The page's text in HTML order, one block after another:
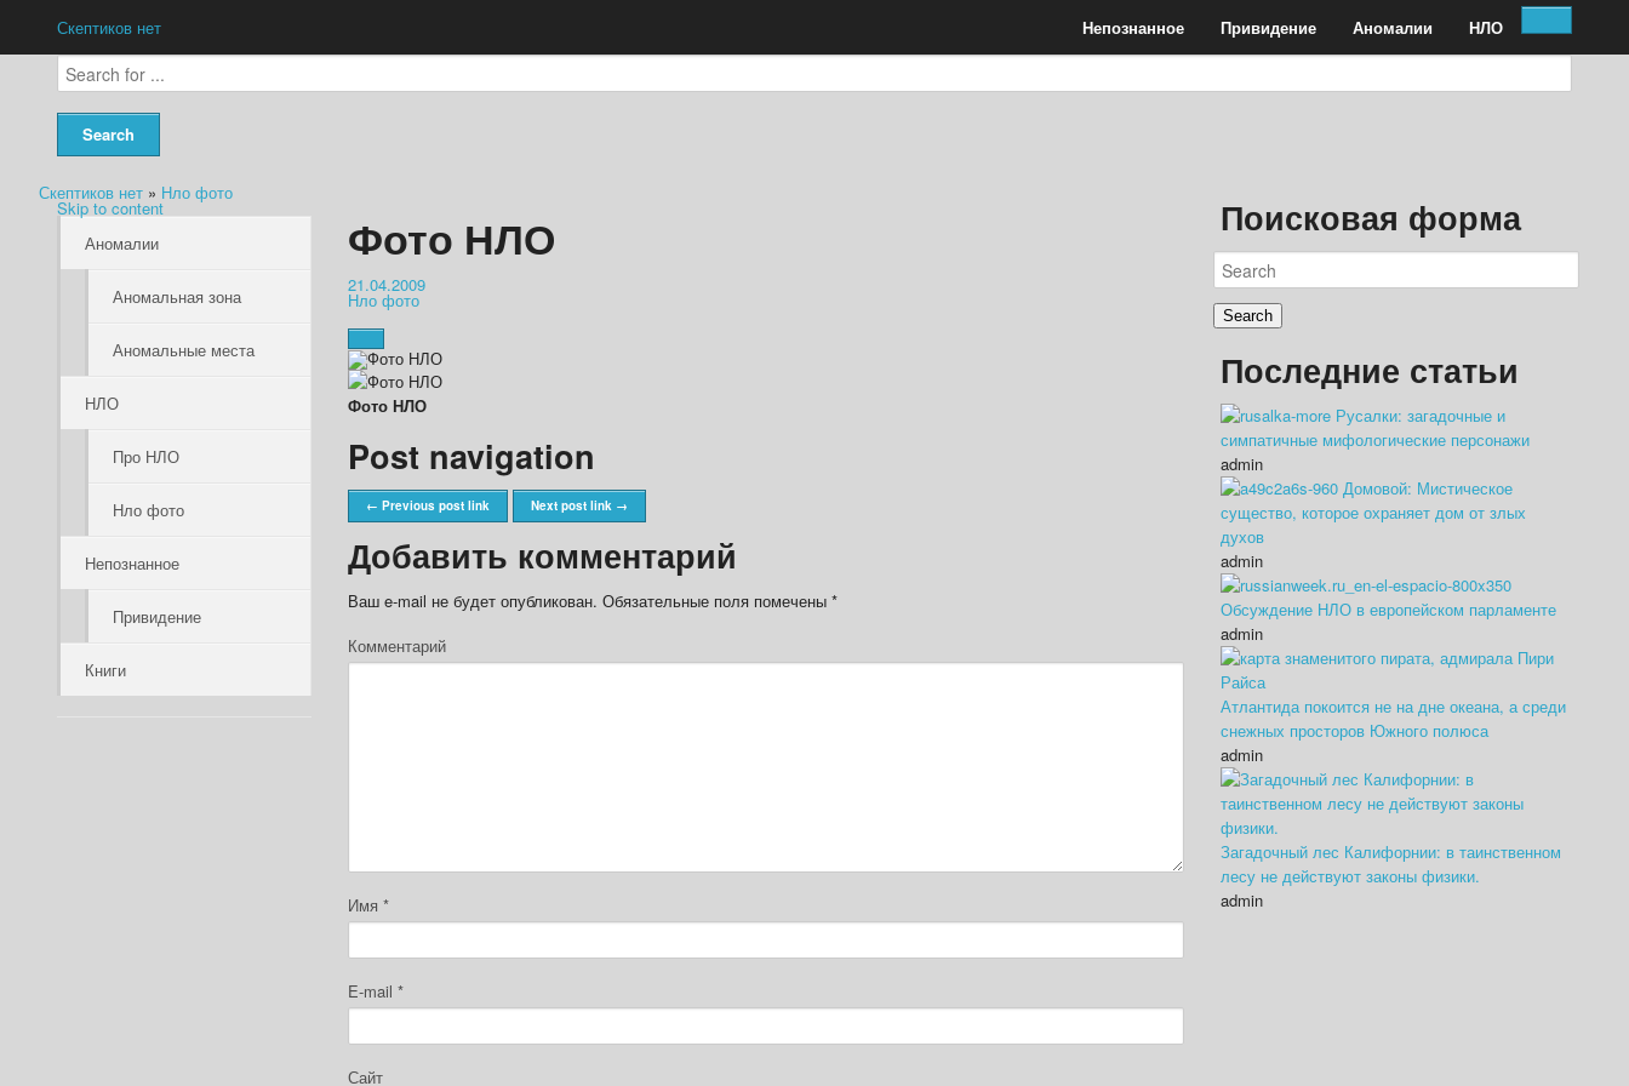
Скептиков нет Непознанное Привидение Аномалии НЛО
Скептиков нет » Нло фото
Skip to content
Аномалии
Аномальная зона
Аномальные места
НЛО
Про НЛО
Нло фото
Непознанное
Привидение
Книги
Фото НЛО
21.04.2009
Нло фото
Фото НЛО
Post navigation
← Previous post link Next post link →
Добавить комментарий
Ваш e-mail не будет опубликован. Обязательные поля помечены *
Комментарий
Имя *
E-mail *
Сайт
Поисковая форма
Последние статьи
Русалки: загадочные и
симпатичные мифологические персонажи
admin
Домовой: Мистическое
существо, которое охраняет дом от злых
духов
admin
Обсуждение НЛО в европейском парламенте
admin
Атлантида покоится не на дне океана, а среди
снежных просторов Южного полюса
admin
Загадочный лес Калифорнии: в таинственном
лесу не действуют законы физики.
admin